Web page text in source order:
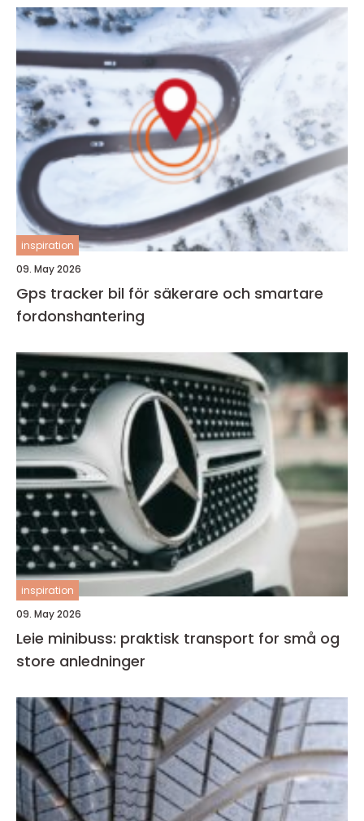
inspiration
09. May 2026
Gps tracker bil för säkerare och smartare
fordonshantering
inspiration
09. May 2026
Leie minibuss: praktisk transport for små og
store anledninger